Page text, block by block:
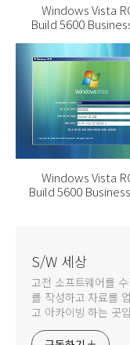
Windows Vista
Build 5600
Windows Vista
Build 5600
S/W 세상
고전 소프트웨어를
를 작성하고 자료를
고 아카이빙 하는 곳